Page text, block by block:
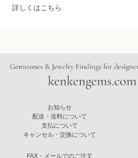
詳しくはこちら
お知らせ
配送・送料について
支払について
キャンセル・交換について
FAX・メールでのご注文